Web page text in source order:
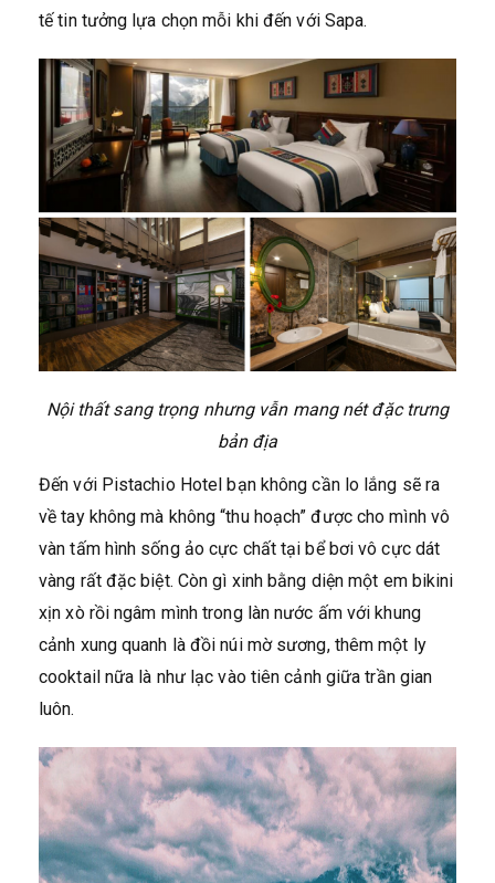
tế tin tưởng lựa chọn mỗi khi đến với Sapa.
Nội thất sang trọng nhưng vẫn mang nét đặc trưng
bản địa
Đến với Pistachio Hotel bạn không cần lo lắng sẽ ra
về tay không mà không “thu hoạch” được cho mình vô
vàn tấm hình sống ảo cực chất tại bể bơi vô cực dát
vàng rất đặc biệt. Còn gì xinh bằng diện một em bikini
xịn xò rồi ngâm mình trong làn nước ấm với khung
cảnh xung quanh là đồi núi mờ sương, thêm một ly
cooktail nữa là như lạc vào tiên cảnh giữa trần gian
luôn.